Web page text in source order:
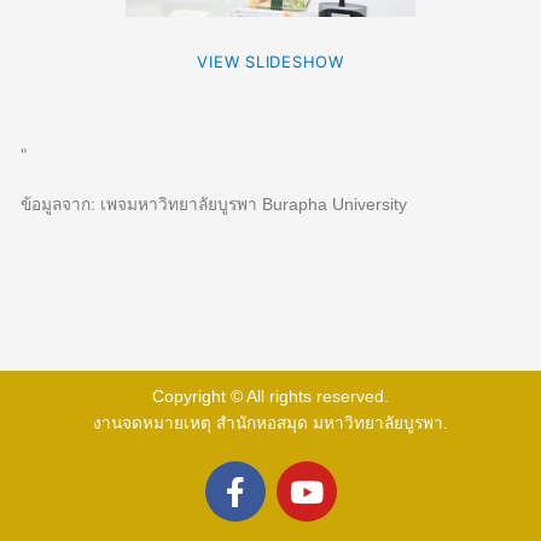
VIEW SLIDESHOW
"
ข้อมูลจาก: เพจมหาวิทยาลัยบูรพา Burapha University
Copyright © All rights reserved.
งานจดหมายเหตุ สำนักหอสมุด มหาวิทยาลัยบูรพา.
F
a
Y
o